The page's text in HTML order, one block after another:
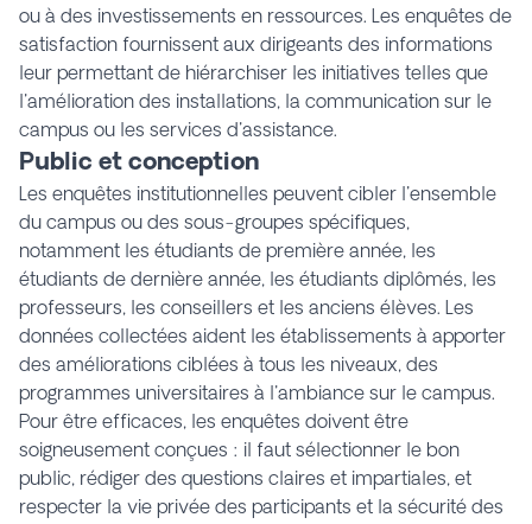
ou à des investissements en ressources. Les enquêtes de
satisfaction fournissent aux dirigeants des informations
leur permettant de hiérarchiser les initiatives telles que
l'amélioration des installations, la communication sur le
campus ou les services d'assistance.
Public et conception
Les enquêtes institutionnelles peuvent cibler l'ensemble
du campus ou des sous-groupes spécifiques,
notamment les étudiants de première année, les
étudiants de dernière année, les étudiants diplômés, les
professeurs, les conseillers et les anciens élèves. Les
données collectées aident les établissements à apporter
des améliorations ciblées à tous les niveaux, des
programmes universitaires à l'ambiance sur le campus.
Pour être efficaces, les enquêtes doivent être
soigneusement conçues : il faut sélectionner le bon
public, rédiger des questions claires et impartiales, et
respecter la vie privée des participants et la sécurité des